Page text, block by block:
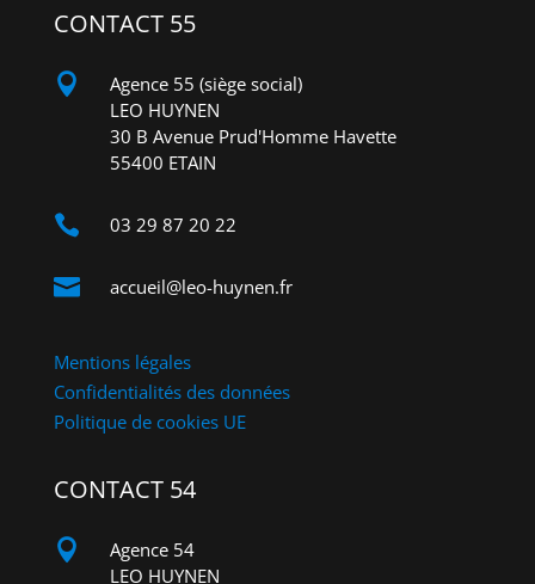
CONTACT 55

Agence 55 (siège social)
LEO HUYNEN
30 B Avenue Prud'Homme Havette
55400 ETAIN
 03 29 87 20 22
 accueil@leo-huynen.fr
Mentions légales
Confidentialités des données
Politique de cookies UE
CONTACT 54

Agence 54
LEO HUYNEN